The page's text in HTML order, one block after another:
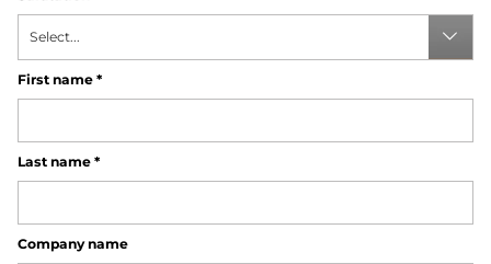
Select...
First name *
Last name *
Company name